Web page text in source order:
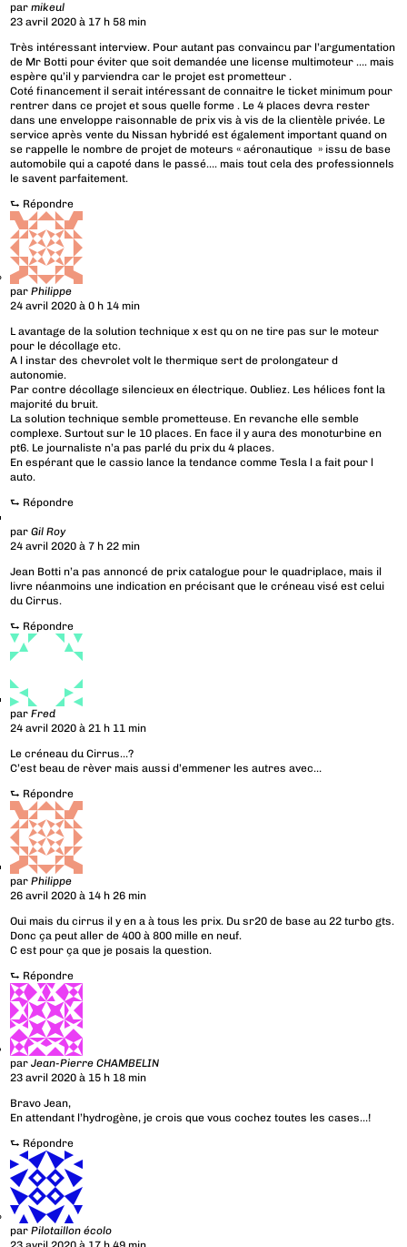
parmikeul
23 avril 2020 à 17 h 58 min
Très intéressant interview. Pour autant pas convaincu par l’argumentation
de Mr Botti pour éviter que soit demandée une license multimoteur …. mais
espère qu’il y parviendra car le projet est prometteur .
Coté financement il serait intéressant de connaitre le ticket minimum pour
rentrer dans ce projet et sous quelle forme . Le 4 places devra rester
dans une enveloppe raisonnable de prix vis à vis de la clientèle privée. Le
service après vente du Nissan hybridé est également important quand on
se rappelle le nombre de projet de moteurs « aéronautique » issu de base
automobile qui a capoté dans le passé…. mais tout cela des professionnels
le savent parfaitement.
⮑ Répondre
parPhilippe
24 avril 2020 à 0 h 14 min
L avantage de la solution technique x est qu on ne tire pas sur le moteur
pour le décollage etc.
A l instar des chevrolet volt le thermique sert de prolongateur d
autonomie.
Par contre décollage silencieux en électrique. Oubliez. Les hélices font la
majorité du bruit.
La solution technique semble prometteuse. En revanche elle semble
complexe. Surtout sur le 10 places. En face il y aura des monoturbine en
pt6. Le journaliste n’a pas parlé du prix du 4 places.
En espérant que le cassio lance la tendance comme Tesla l a fait pour l
auto.
⮑ Répondre
parGil Roy
24 avril 2020 à 7 h 22 min
Jean Botti n’a pas annoncé de prix catalogue pour le quadriplace, mais il
livre néanmoins une indication en précisant que le créneau visé est celui
du Cirrus.
⮑ Répondre
parFred
24 avril 2020 à 21 h 11 min
Le créneau du Cirrus…?
C’est beau de rèver mais aussi d’emmener les autres avec…
⮑ Répondre
parPhilippe
26 avril 2020 à 14 h 26 min
Oui mais du cirrus il y en a à tous les prix. Du sr20 de base au 22 turbo gts.
Donc ça peut aller de 400 à 800 mille en neuf.
C est pour ça que je posais la question.
⮑ Répondre
parJean-Pierre CHAMBELIN
23 avril 2020 à 15 h 18 min
Bravo Jean,
En attendant l’hydrogène, je crois que vous cochez toutes les cases…!
⮑ Répondre
parPilotaillon écolo